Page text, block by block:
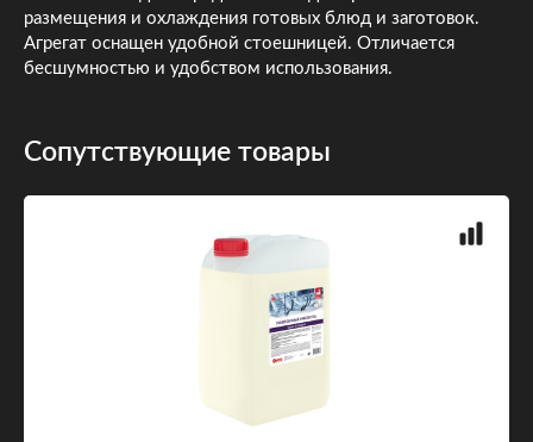
размещения и охлаждения готовых блюд и заготовок.
Агрегат оснащен удобной стоешницей. Отличается
бесшумностью и удобством использования.
Сопутствующие товары